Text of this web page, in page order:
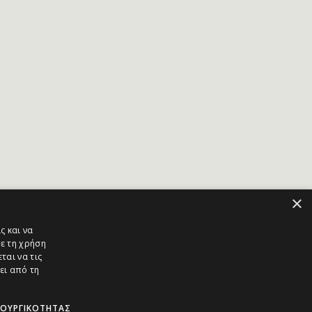
×
και να
τη χρήση
να τις
από τη